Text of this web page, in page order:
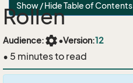
Show / Hide Table of Contents
Rollen
Audience:settings•Version:12
• 5 minutes to read